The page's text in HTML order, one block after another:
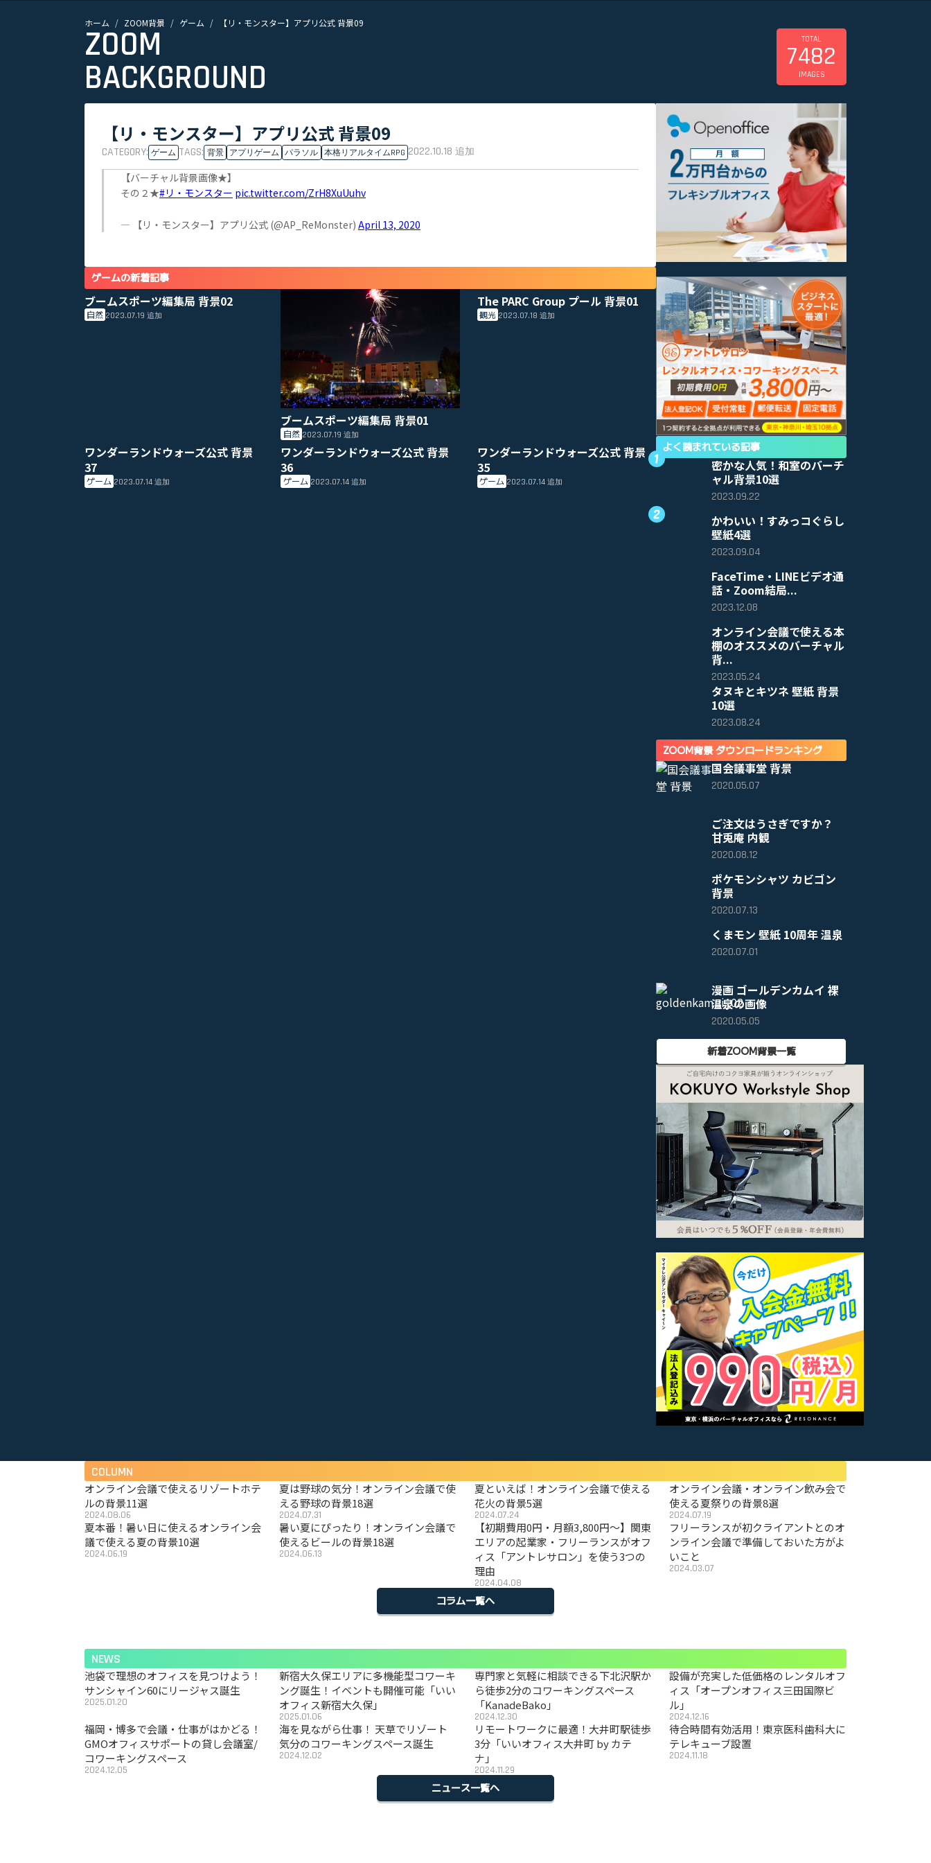
ホーム ZOOM背景 ゲーム 【リ・モンスター】アプリ公式 背景09
ZOOM
BACKGROUND
TOTAL
7482
IMAGES
【リ・モンスター】アプリ公式 背景09
CATEGORY: ゲーム TAGS: 背景 アプリゲーム パラソル 本格リアルタイムRPG 2022.10.18 追加
【バーチャル背景画像★】
その２★#リ・モンスター pic.twitter.com/ZrH8XuUuhv
— 【リ・モンスター】アプリ公式 (@AP_ReMonster) April 13, 2020
ゲームの新着記事
ブームスポーツ編集局 背景02
自然 2023.07.19追加
ブームスポーツ編集局 背景01
自然 2023.07.19 追加
The PARC Group プール 背景01
観光 2023.07.18追加
ワンダーランドウォーズ公式 背景
37
ゲーム 2023.07.14追加
ワンダーランドウォーズ公式 背景
36
ゲーム 2023.07.14 追加
ワンダーランドウォーズ公式 背景
35
ゲーム 2023.07.14追加
よく読まれている記事
密かな人気！和室のバーチ
ャル背景10選
2023.09.22
かわいい！すみっコぐらし
壁紙4選
2023.09.04
FaceTime・LINEビデオ通
話・Zoom結局...
2023.12.08
オンライン会議で使える本
棚のオススメのバーチャル
背...
2023.05.24
タヌキとキツネ 壁紙 背景
10選
2023.08.24
ZOOM背景 ダウンロードランキング
国会議事堂 背景
2020.05.07
ご注文はうさぎですか？
甘兎庵 内観
2020.08.12
ポケモンシャツ カビゴン
背景
2020.07.13
くまモン 壁紙 10周年 温泉
2020.07.01
漫画 ゴールデンカムイ 裸
温泉の画像
2020.05.05
新着ZOOM背景一覧
COLUMN
オンライン会議で使えるリゾートホテ
ルの背景11選
2024.08.06
夏は野球の気分！オンライン会議で使
える野球の背景18選
2024.07.31
夏といえば！オンライン会議で使える
花火の背景5選
2024.07.24
オンライン会議・オンライン飲み会で
使える夏祭りの背景8選
2024.07.19
夏本番！暑い日に使えるオンライン会
議で使える夏の背景10選
2024.06.19
暑い夏にぴったり！オンライン会議で
使えるビールの背景18選
2024.06.13
【初期費用0円・月額3,800円〜】関東
エリアの起業家・フリーランスがオフ
ィス「アントレサロン」を使う3つの
理由
2024.04.08
フリーランスが初クライアントとのオ
ンライン会議で準備しておいた方がよ
いこと
2024.03.07
コラム一覧へ
NEWS
池袋で理想のオフィスを見つけよう！
サンシャイン60にリージャス誕生
2025.01.20
新宿大久保エリアに多機能型コワーキ
ング誕生！イベントも開催可能「いい
オフィス新宿大久保」
2025.01.06
専門家と気軽に相談できる下北沢駅か
ら徒歩2分のコワーキングスペース
「KanadeBako」
2024.12.30
設備が充実した低価格のレンタルオフ
ィス「オープンオフィス三田国際ビ
ル」
2024.12.16
福岡・博多で会議・仕事がはかどる！
GMOオフィスサポートの貸し会議室/
コワーキングスペース
2024.12.05
海を見ながら仕事！ 天草でリゾート
気分のコワーキングスペース誕生
2024.12.02
リモートワークに最適！大井町駅徒歩
3分「いいオフィス大井町 by カテ
ナ」
2024.11.29
待合時間有効活用！東京医科歯科大に
テレキューブ設置
2024.11.18
ニュース一覧へ